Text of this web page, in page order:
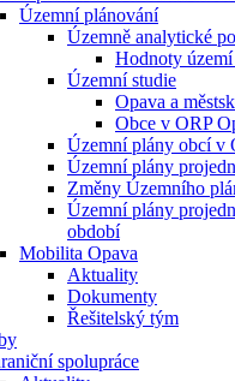
Územní plánování
Územně analytické
Hodnoty
Územní studie
Opava a
Obce v ORP
Územní plány obcí v
Územní plány
Změny Územního
Územní plány
období
Mobilita Opava
Aktuality
Dokumenty
Řešitelský tým
spolupráce